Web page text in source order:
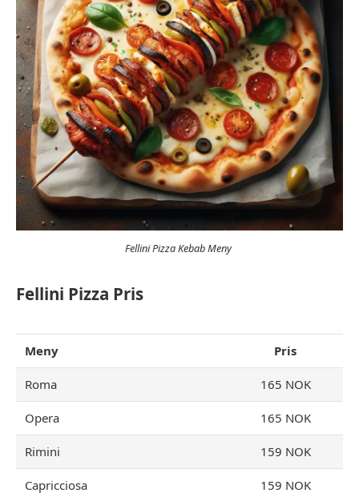
Fellini Pizza Kebab Meny
Fellini Pizza Pris
Meny Pris
Roma 165 NOK
Opera 165 NOK
Rimini 159 NOK
Capricciosa 159 NOK